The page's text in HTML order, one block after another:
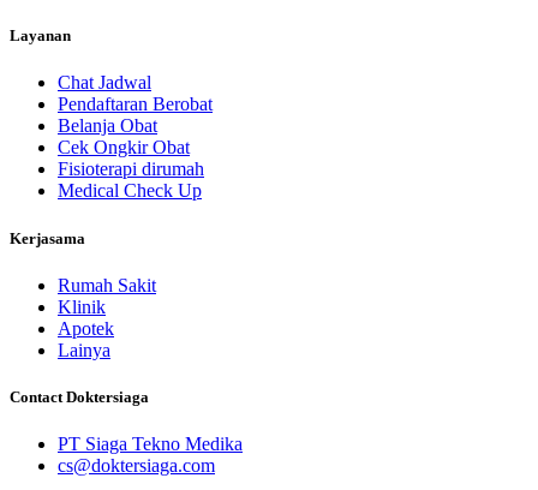
Layanan
Chat Jadwal
Pendaftaran Berobat
Belanja Obat
Cek Ongkir Obat
Fisioterapi dirumah
Medical Check Up
Kerjasama
Rumah Sakit
Klinik
Apotek
Lainya
Contact Doktersiaga
PT Siaga Tekno Medika
cs@doktersiaga.com